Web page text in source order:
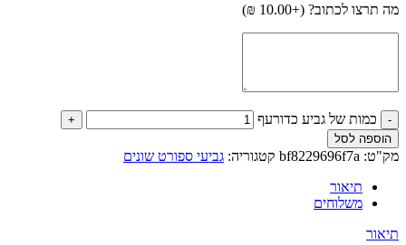
מה תרצו לכתוב? (+10.00
₪
)
כמות של גביע כדורעף
הוספה לסל
מק"ט: bf8229696f7a קטגוריה: גביעי ספורט שונים
תיאור
משלוחים
תיאור